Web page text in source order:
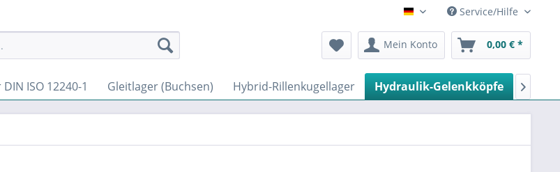
Deutsch Service/Hilfe
Mein Konto 0,00 € *
ISO 12240-1 Gleitlager (Buchsen) Hybrid-Rillenkugellager Hydraulik-Gelenkköpfe 